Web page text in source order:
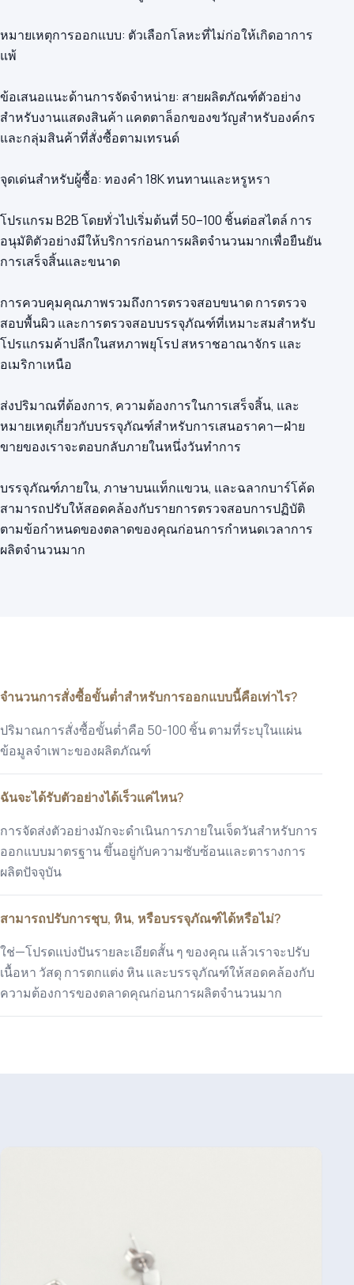
หมายเหตุการออกแบบ: ตัวเลือกโลหะที่ไม่ก่อให้เกิดอาการ
แพ้
ข้อเสนอแนะด้านการจัดจำหน่าย: สายผลิตภัณฑ์ตัวอย่าง
สำหรับงานแสดงสินค้า แคตตาล็อกของขวัญสำหรับองค์กร
และกลุ่มสินค้าที่สั่งซื้อตามเทรนด์
จุดเด่นสำหรับผู้ซื้อ: ทองคำ 18K ทนทานและหรูหรา
โปรแกรม B2B โดยทั่วไปเริ่มต้นที่ 50–100 ชิ้นต่อสไตล์ การ
อนุมัติตัวอย่างมีให้บริการก่อนการผลิตจำนวนมากเพื่อยืนยัน
การเสร็จสิ้นและขนาด
การควบคุมคุณภาพรวมถึงการตรวจสอบขนาด การตรวจ
สอบพื้นผิว และการตรวจสอบบรรจุภัณฑ์ที่เหมาะสมสำหรับ
โปรแกรมค้าปลีกในสหภาพยุโรป สหราชอาณาจักร และ
อเมริกาเหนือ
ส่งปริมาณที่ต้องการ, ความต้องการในการเสร็จสิ้น, และ
หมายเหตุเกี่ยวกับบรรจุภัณฑ์สำหรับการเสนอราคา—ฝ่าย
ขายของเราจะตอบกลับภายในหนึ่งวันทำการ
บรรจุภัณฑ์ภายใน, ภาษาบนแท็กแขวน, และฉลากบาร์โค้ด
สามารถปรับให้สอดคล้องกับรายการตรวจสอบการปฏิบัติ
ตามข้อกำหนดของตลาดของคุณก่อนการกำหนดเวลาการ
ผลิตจำนวนมาก
จำนวนการสั่งซื้อขั้นต่ำสำหรับการออกแบบนี้คือเท่าไร?
ปริมาณการสั่งซื้อขั้นต่ำคือ 50-100 ชิ้น ตามที่ระบุในแผ่น
ข้อมูลจำเพาะของผลิตภัณฑ์
ฉันจะได้รับตัวอย่างได้เร็วแค่ไหน?
การจัดส่งตัวอย่างมักจะดำเนินการภายในเจ็ดวันสำหรับการ
ออกแบบมาตรฐาน ขึ้นอยู่กับความซับซ้อนและตารางการ
ผลิตปัจจุบัน
สามารถปรับการชุบ, หิน, หรือบรรจุภัณฑ์ได้หรือไม่?
ใช่—โปรดแบ่งปันรายละเอียดสั้น ๆ ของคุณ แล้วเราจะปรับ
เนื้อหา วัสดุ การตกแต่ง หิน และบรรจุภัณฑ์ให้สอดคล้องกับ
ความต้องการของตลาดคุณก่อนการผลิตจำนวนมาก